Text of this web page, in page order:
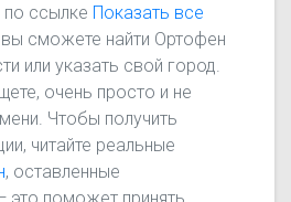
по ссылке Показать все
вы сможете найти Ортофен
или указать свой город.
очень просто и не
Чтобы получить
читайте реальные
, оставленные
это поможет принять